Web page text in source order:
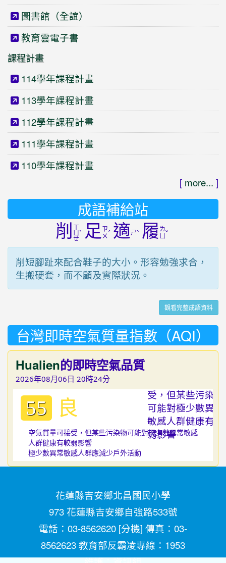
圖書館（全誼）
教育雲電子書
課程計畫
114學年課程計畫
113學年課程計畫
112學年課程計畫
111學年課程計畫
110學年課程計畫
[ more... ]
成語補給站
削 ㄩ
ㄝ
ˋ 足
ㄗ
ㄨˊ 適ㄕˋ 履 ㄌ
ㄩˇ
削短腳趾來配合鞋子的大小。形容勉強求合，
生搬硬套，而不顧及實際狀況。
觀看完整成語資料
台灣即時空氣質量指數（AQI）
Hualien的即時空氣品質
2026年08月06日 20時24分
55 良
空氣質量可接受，但某些污染物可能對極少數異常敏感
人群健康有較弱影響
極少數異常敏感人群應減少戶外活動
花蓮縣吉安鄉北昌國民小學
973 花蓮縣吉安鄉自強路533號
電話：03-8562620 [分機] 傳真：03-
8562623 教育部反霸凌專線：1953